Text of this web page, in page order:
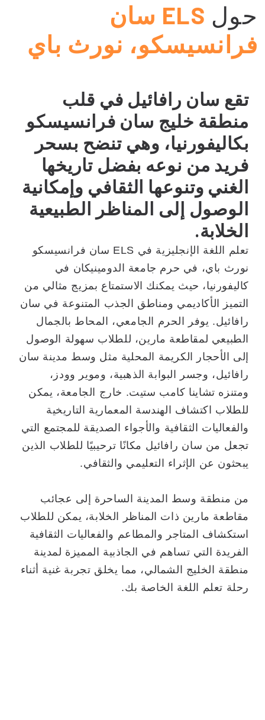
حول
ELS سان
فرانسيسكو، نورث باي
تقع سان رافائيل في قلب
منطقة خليج سان فرانسيسكو
بكاليفورنيا، وهي تنضح بسحر
فريد من نوعه بفضل تاريخها
الغني وتنوعها الثقافي وإمكانية
الوصول إلى المناظر الطبيعية
الخلابة.
تعلم اللغة الإنجليزية في ELS سان فرانسيسكو
نورث باي، في حرم جامعة الدومينيكان في
كاليفورنيا، حيث يمكنك الاستمتاع بمزيج مثالي من
التميز الأكاديمي ومناطق الجذب المتنوعة في سان
رافائيل. يوفر الحرم الجامعي، المحاط بالجمال
الطبيعي لمقاطعة مارين، للطلاب سهولة الوصول
إلى الأحجار الكريمة المحلية مثل وسط مدينة سان
رافائيل، وجسر البوابة الذهبية، وموير وودز،
ومتنزه تشاينا كامب ستيت. خارج الجامعة، يمكن
للطلاب اكتشاف الهندسة المعمارية التاريخية
والفعاليات الثقافية والأجواء الصديقة للمجتمع التي
تجعل من سان رافائيل مكانًا ترحيبيًا للطلاب الذين
يبحثون عن الإثراء التعليمي والثقافي.
من منطقة وسط المدينة الساحرة إلى عجائب
مقاطعة مارين ذات المناظر الخلابة، يمكن للطلاب
استكشاف المتاجر والمطاعم والفعاليات الثقافية
الفريدة التي تساهم في الجاذبية المميزة لمدينة
منطقة الخليج الشمالي، مما يخلق تجربة غنية أثناء
رحلة تعلم اللغة الخاصة بك.